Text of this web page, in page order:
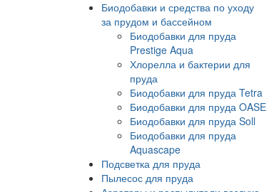
Биодобавки и средства по уходу
за прудом и бассейном
Биодобавки для пруда
Prestige Aqua
Хлорелла и бактерии для
пруда
Биодобавки для пруда Tetra
Биодобавки для пруда OASE
Биодобавки для пруда Soll
Биодобавки для пруда
Aquascape
Подсветка для пруда
Пылесос для пруда